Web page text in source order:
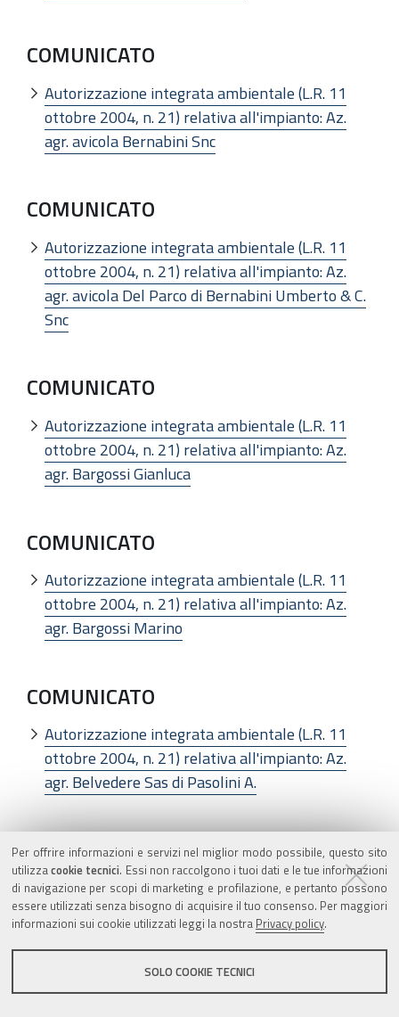
Per offrire informazioni e servizi nel miglior modo possibile, questo sito
utilizzacookie tecnici. Essi non raccolgono i tuoi dati e le tue informazioni
di navigazione per scopi di marketing e profilazione, e pertanto possono
essere utilizzati senza bisogno di acquisire il tuo consenso. Per maggiori
informazioni sui cookie utilizzati leggi la nostra Privacy policy.
SOLO COOKIE TECNICI
COMUNICATO
Autorizzazione integrata ambientale (L.R. 11
ottobre 2004, n. 21) relativa all'impianto: Az.
agr. avicola Bernabini Snc
COMUNICATO
Autorizzazione integrata ambientale (L.R. 11
ottobre 2004, n. 21) relativa all'impianto: Az.
agr. avicola Del Parco di Bernabini Umberto & C.
Snc
COMUNICATO
Autorizzazione integrata ambientale (L.R. 11
ottobre 2004, n. 21) relativa all'impianto: Az.
agr. Bargossi Gianluca
COMUNICATO
Autorizzazione integrata ambientale (L.R. 11
ottobre 2004, n. 21) relativa all'impianto: Az.
agr. Bargossi Marino
COMUNICATO
Autorizzazione integrata ambientale (L.R. 11
ottobre 2004, n. 21) relativa all'impianto: Az.
agr. Belvedere Sas di Pasolini A.
REGIONE EMILIA-ROMAGNA
DELIBERAZIONE DELLA GIUNTA
REGIONALE 27 marzo 2008, n. 370
Concorso dello Stato per il rinnovo del contratto
relativo al settore trasporto pubblico locale -